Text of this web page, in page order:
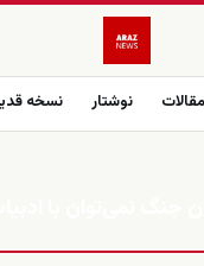
مقالات نوشتار نسخه
جنگ نمی‌توان با